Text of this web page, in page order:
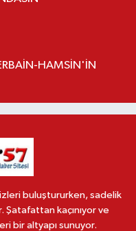
HAMSİN'İN
buluştururken, sadelik
kaçınıyor ve
bir altyapı sunuyor.